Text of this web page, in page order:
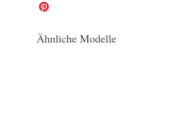
Ähnliche Modelle